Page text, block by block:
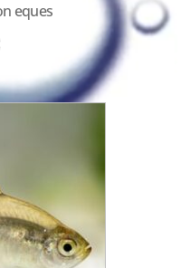
eques